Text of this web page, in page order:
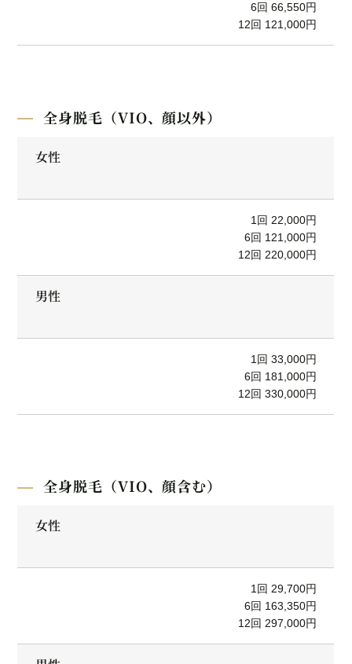
6回 66,550円
12回 121,000円
全身脱毛（VIO、顔以外）
女性
1回 22,000円
6回 121,000円
12回 220,000円
男性
1回 33,000円
6回 181,000円
12回 330,000円
全身脱毛（VIO、顔含む）
女性
1回 29,700円
6回 163,350円
12回 297,000円